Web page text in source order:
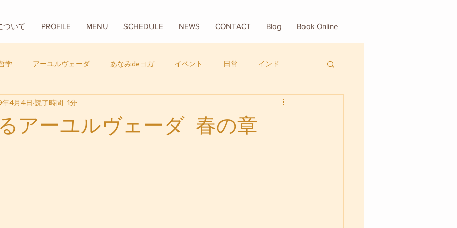
ついて PROFILE MENU SCHEDULE NEWS CONTACT Blog Book Online
学 アーユルヴェーダ あなみdeヨガ イベント 日常 インド
フード バリ
アーユルヴェーダ 春の章
4月4日 読了時間: 1分